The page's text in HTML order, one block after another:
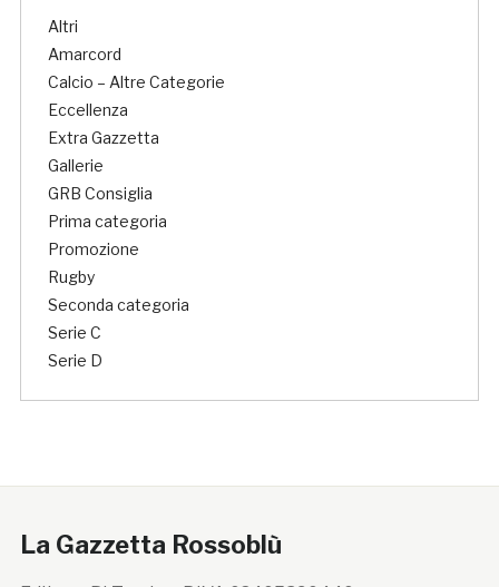
Altri
Amarcord
Calcio – Altre Categorie
Eccellenza
Extra Gazzetta
Gallerie
GRB Consiglia
Prima categoria
Promozione
Rugby
Seconda categoria
Serie C
Serie D
La Gazzetta Rossoblù